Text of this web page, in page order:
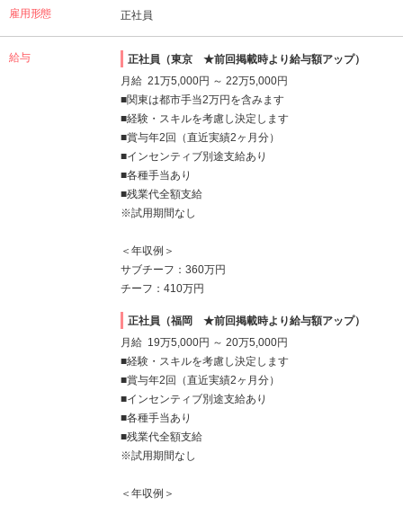
雇用形態 正社員
給与
正社員（東京 ★前回掲載時より給与額アップ）
月給 21万5,000円 ～ 22万5,000円
■関東は都市手当2万円を含みます
■経験・スキルを考慮し決定します
■賞与年2回（直近実績2ヶ月分）
■インセンティブ別途支給あり
■各種手当あり
■残業代全額支給
※試用期間なし
＜年収例＞
サブチーフ：360万円
チーフ：410万円
正社員（福岡 ★前回掲載時より給与額アップ）
月給 19万5,000円 ～ 20万5,000円
■経験・スキルを考慮し決定します
■賞与年2回（直近実績2ヶ月分）
■インセンティブ別途支給あり
■各種手当あり
■残業代全額支給
※試用期間なし
＜年収例＞